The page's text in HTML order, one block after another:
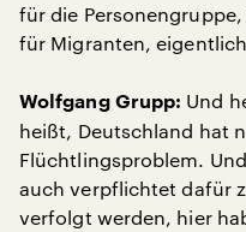
für die
für Migranten,
Wolfgang Grupp: Und
heißt, Deutschland hat
Flüchtlingsproblem.
auch verpflichtet dafür
verfolgt werden, hier